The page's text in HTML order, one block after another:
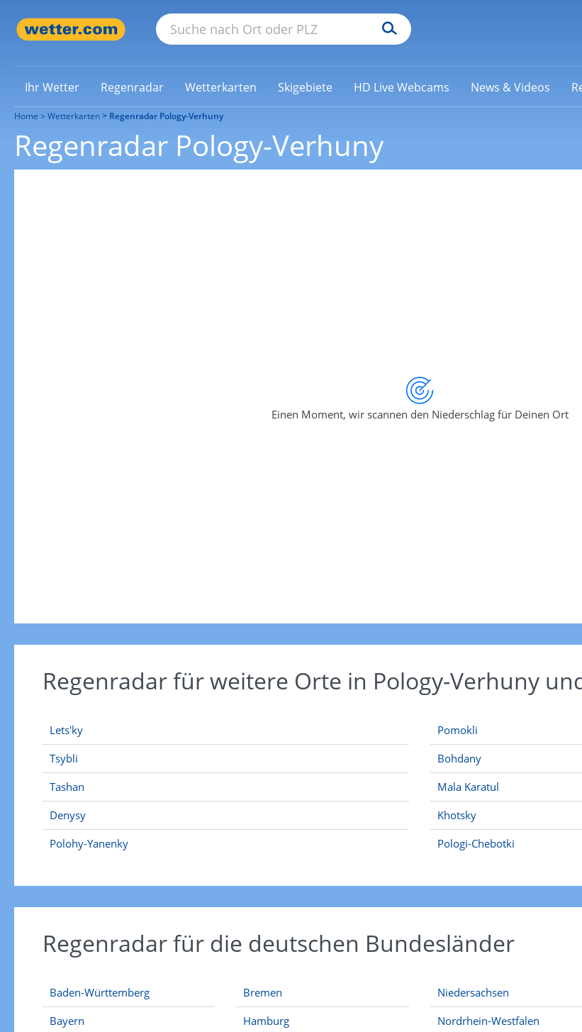
Ihr Wetter Regenradar Wetterkarten Skigebiete HD Live Webcams News & Videos
Home Wetterkarten Regenradar Pology-Verhuny
Regenradar Pology-Verhuny
Einen Moment, wir scannen den Niederschlag für Deinen Ort
Regenradar für weitere Orte in Pology-Verhuny
Lets'ky
Tsybli
Tashan
Denysy
Polohy-Yanenky
Pomokli
Bohdany
Mala Karatul
Khotsky
Pologi-Chebotki
Regenradar für die deutschen Bundesländer
Baden-Württemberg
Bayern
Bremen
Hamburg
Niedersachsen
Nordrhein-Westfalen